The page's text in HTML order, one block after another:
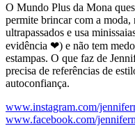
O Mundo Plus da Mona
permite brincar com a moda,
ultrapassados e usa
evidência ❤) e não tem
estampas. O que faz de
precisa de referências de
autoconfiança.
www.instagram.com/
www.facebook.com/